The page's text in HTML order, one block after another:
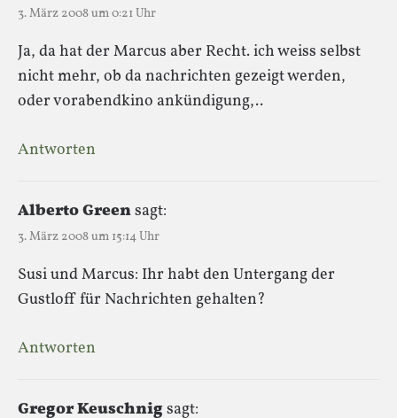
3. März 2008 um 0:21 Uhr
Ja, da hat der Marcus aber Recht. ich weiss selbst
nicht mehr, ob da nachrichten gezeigt werden,
oder vorabendkino ankündigung,..
Antworten
Alberto Greensagt:
3. März 2008 um 15:14 Uhr
Susi und Marcus: Ihr habt den Untergang der
Gustloff für Nachrichten gehalten?
Antworten
Gregor Keuschnigsagt: